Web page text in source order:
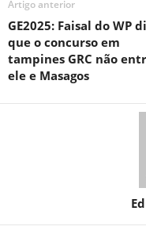
Artigo anterior
GE2025: Faisal do WP
que o concurso em
tampines GRC não
ele e Masagos